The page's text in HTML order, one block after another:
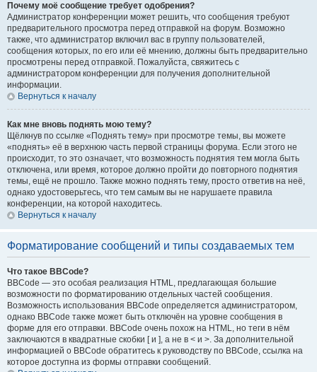
Почему моё сообщение требует одобрения?
Администратор конференции может решить, что сообщения требуют
предварительного просмотра перед отправкой на форум. Возможно
также, что администратор включил вас в группу пользователей,
сообщения которых, по его или её мнению, должны быть предварительно
просмотрены перед отправкой. Пожалуйста, свяжитесь с
администратором конференции для получения дополнительной
информации.
Вернуться к началу
Как мне вновь поднять мою тему?
Щёлкнув по ссылке «Поднять тему» при просмотре темы, вы можете
«поднять» её в верхнюю часть первой страницы форума. Если этого не
происходит, то это означает, что возможность поднятия тем могла быть
отключена, или время, которое должно пройти до повторного поднятия
темы, ещё не прошло. Также можно поднять тему, просто ответив на неё,
однако удостоверьтесь, что тем самым вы не нарушаете правила
конференции, на которой находитесь.
Вернуться к началу
Форматирование сообщений и типы создаваемых тем
Что такое BBCode?
BBCode — это особая реализация HTML, предлагающая большие
возможности по форматированию отдельных частей сообщения.
Возможность использования BBCode определяется администратором,
однако BBCode также может быть отключён на уровне сообщения в
форме для его отправки. BBCode очень похож на HTML, но теги в нём
заключаются в квадратные скобки [ и ], а не в < и >. За дополнительной
информацией о BBCode обратитесь к руководству по BBCode, ссылка на
которое доступна из формы отправки сообщений.